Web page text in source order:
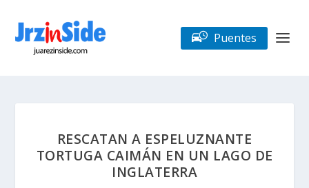
Puentes
RESCATAN A ESPELUZNANTE
TORTUGA CAIMÁN EN UN LAGO DE
INGLATERRA